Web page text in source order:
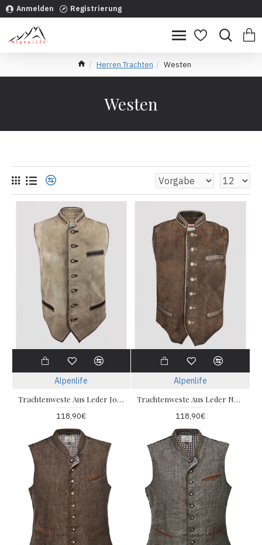
Anmelden Registrierung
Herren Trachten Westen
Westen
Alpenlife
Trachtenweste Aus Leder Jonas - Hellbraun
118,90€
Alpenlife
Trachtenweste Aus Leder Noah - Dunkelbraun
118,90€